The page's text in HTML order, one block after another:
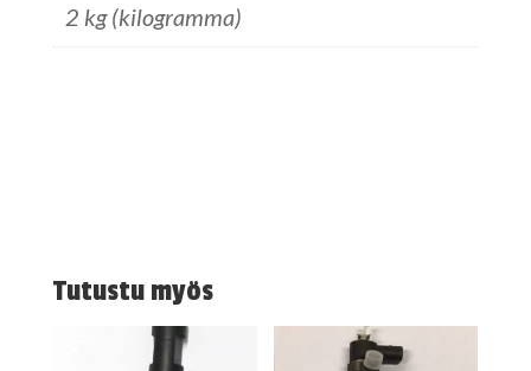
2 kg (kilogramma)
Tutustu myös